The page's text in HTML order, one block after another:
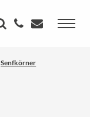
Senfkörner